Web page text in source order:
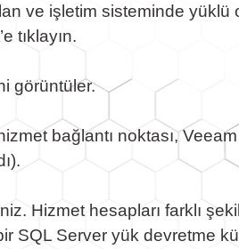
ve işletim sisteminde yüklü
tıklayın.
görüntüler.
bağlantı noktası,
Hizmet hesapları farklı
SQL Server yük devretme